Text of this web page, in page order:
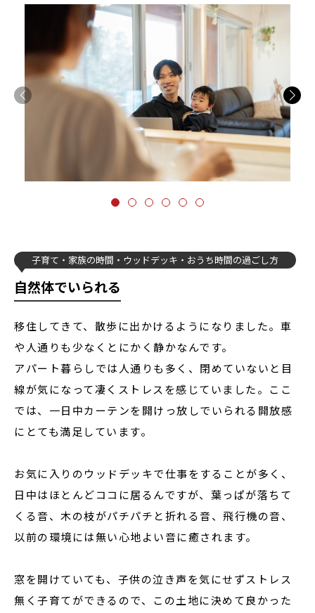
子育て 家族の時間 ウッドデッキ おうち時間の過ごし方
自然体でいられる
移住してきて、散歩に出かけるようになりました。車
や人通りも少なくとにかく静かなんです。
アパート暮らしでは人通りも多く、閉めていないと目
線が気になって凄くストレスを感じていました。ここ
では、一日中カーテンを開けっ放しでいられる開放感
にとても満足しています。
お気に入りのウッドデッキで仕事をすることが多く、
日中はほとんどココに居るんですが、葉っぱが落ちて
くる音、木の枝がパチパチと折れる音、飛行機の音、
以前の環境には無い心地よい音に癒されます。
窓を開けていても、子供の泣き声を気にせずストレス
無く子育てができるので、この土地に決めて良かった